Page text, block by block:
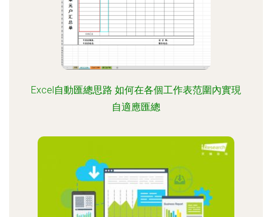
Excel自動匯總思路 如何在各個工作表范圍內實現
自適應匯總